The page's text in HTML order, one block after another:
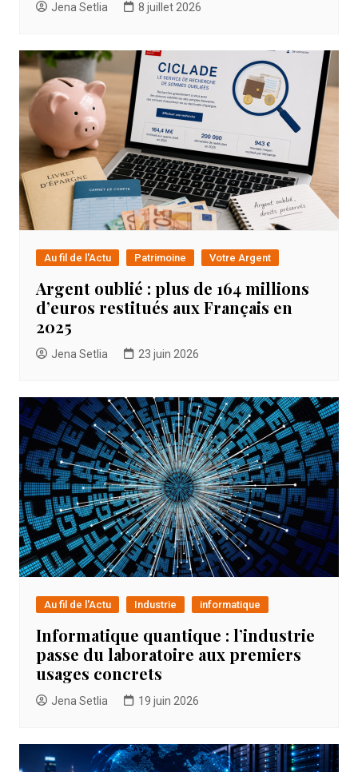
Jena Setlia 8 juillet 2026
Au fil de l'Actu Patrimoine Votre Argent
Argent oublié : plus de 164 millions
d’euros restitués aux Français en
2025
Jena Setlia 23 juin 2026
Au fil de l'Actu Industrie informatique
Informatique quantique : l’industrie
passe du laboratoire aux premiers
usages concrets
Jena Setlia 19 juin 2026